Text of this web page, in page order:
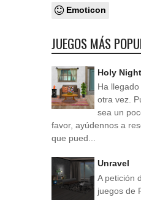
Emoticon
JUEGOS MÁS
Holy
Ha
otra vez.
sea un
favor, ayúdennos a
que pued...
Unravel
A petición
juegos de